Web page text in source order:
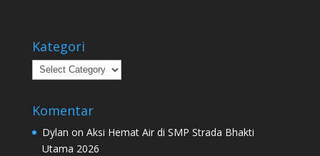
Kategori
Kategori
Komentar
Dylan on Aksi Hemat Air di SMP Strada Bhakti
Utama 2026